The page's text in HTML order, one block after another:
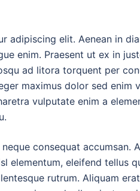
adipiscing elit. Aenean in
enim. Praesent ut ex in
ad litora torquent per
maximus dolor sed enim
vulputate enim a
consequat accumsan.
elementum, eleifend tellus
rutrum. Aliquam